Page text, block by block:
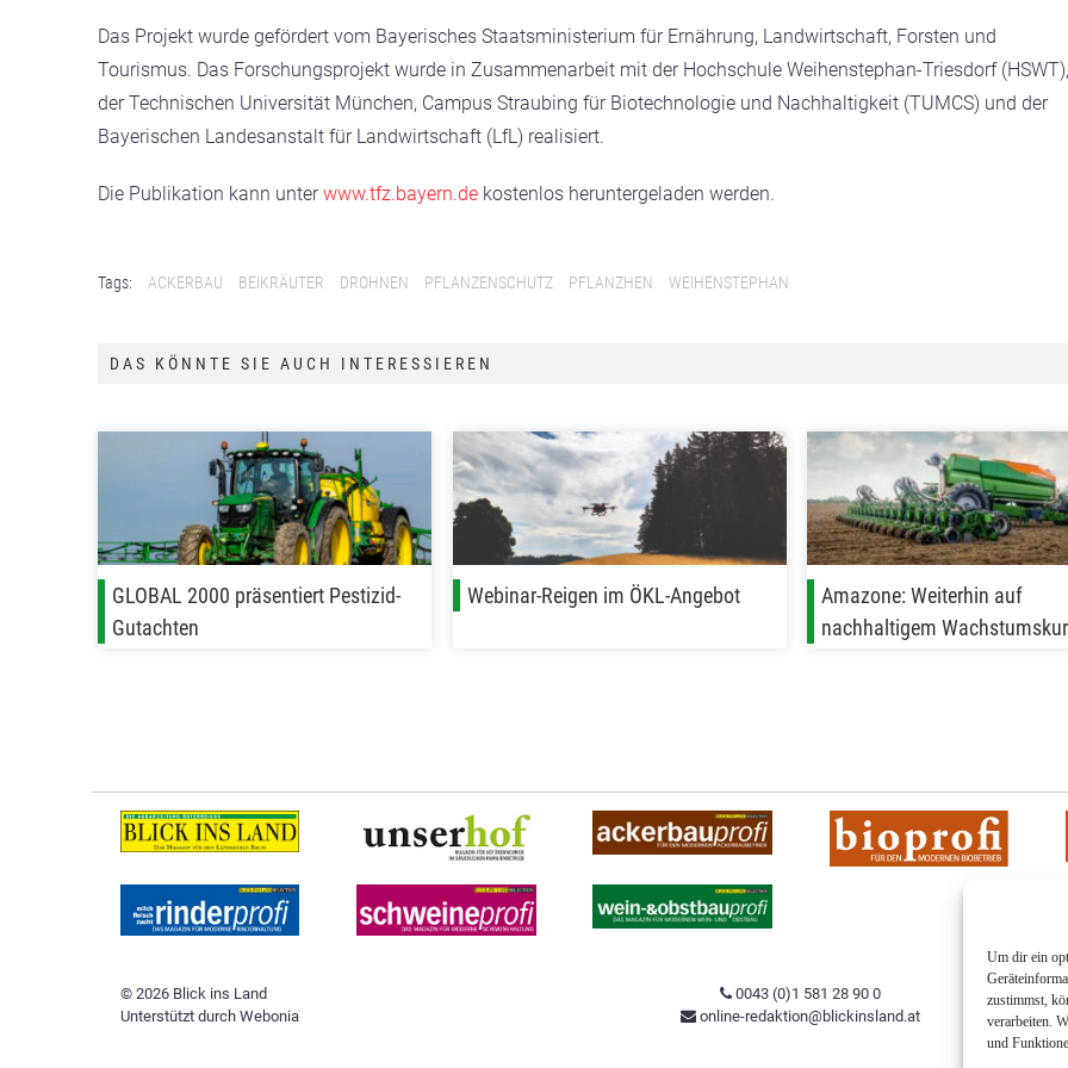
Um dir ein
zustimmst,
verarbeiten.
und
Das Projekt wurde gefördert vom Bayerisches Staatsministerium für Ernährung, Landwirtschaft, Forsten und
Tourismus. Das Forschungsprojekt wurde in Zusammenarbeit mit der Hochschule Weihenstephan-Triesdorf (HSWT),
der Technischen Universität München, Campus Straubing für Biotechnologie und Nachhaltigkeit (TUMCS) und der
Bayerischen Landesanstalt für Landwirtschaft (LfL) realisiert.
Die Publikation kann unterwww.tfz.bayern.de kostenlos heruntergeladen werden.
Tags: ACKERBAU BEIKRÄUTER DROHNEN PFLANZENSCHUTZ PFLANZHEN WEIHENSTEPHAN
DAS KÖNNTE SIE AUCH INTERESSIEREN
GLOBAL 2000 präsentiert Pestizid-
Gutachten
Webinar-Reigen im ÖKL-Angebot
Amazone: Weiterhin auf
nachhaltigem
© 2026 Blick ins Land
Unterstützt durch Webonia
0043 (0)1 581 28 90 0
online-redaktion@blickinsland.at